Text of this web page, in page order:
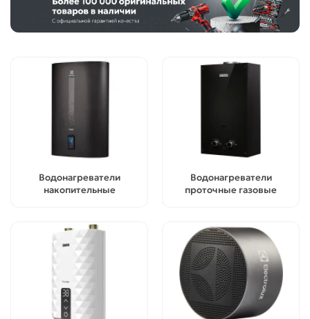
Водонагреватели
накопительные
Водонагреватели
проточные газовые